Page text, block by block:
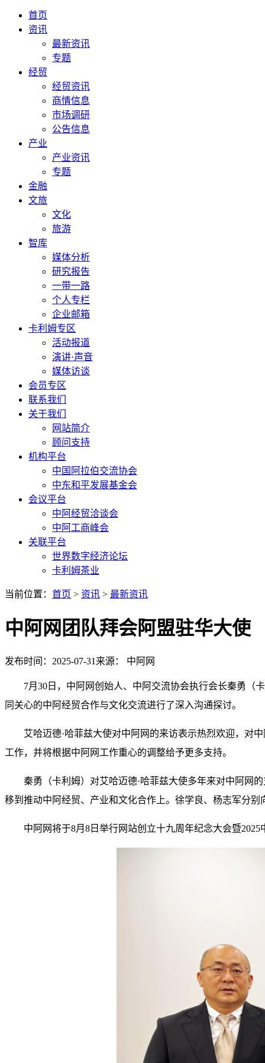
首页
资讯
最新资讯
专题
经贸
经贸资讯
商情信息
市场调研
公告信息
产业
产业资讯
专题
金融
文旅
文化
旅游
智库
媒体分析
研究报告
一带一路
个人专栏
企业邮箱
卡利姆专区
活动报道
演讲·声音
媒体访谈
会员专区
联系我们
关于我们
网站简介
顾问支持
机构平台
中国阿拉伯交流协会
中东和平发展基金会
会议平台
中阿经贸洽谈会
中阿工商峰会
关联平台
世界数字经济论坛
卡利姆茶业
当前位置： 首页 > 资讯 > 最新资讯
中阿网团队拜会阿盟驻华大使
发布时间：2025-07-31 来源： 中阿网
7月30日，中阿网创始人、中阿交流协会执行会长秦勇（
同关心的中阿经贸合作与文化交流进行了深入沟通探讨。
艾哈迈德·哈菲兹大使对中阿网的来访表示热烈欢迎，对
工作，并将根据中阿网工作重心的调整给予更多支持。
秦勇（卡利姆）对艾哈迈德·哈菲兹大使多年来对中阿网
移到推动中阿经贸、产业和文化合作上。徐学良、杨志军分
中阿网将于8月8日举行网站创立十九周年纪念大会暨